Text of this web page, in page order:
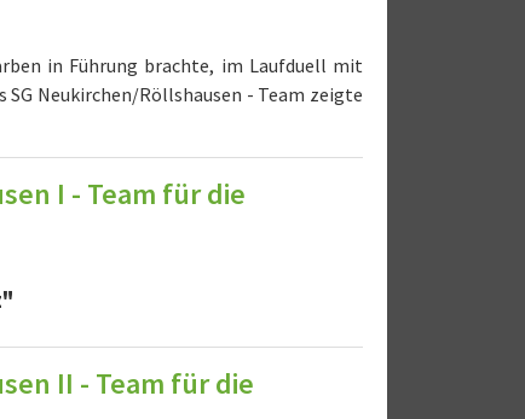
in Führung brachte, im Laufduell mit
Neukirchen/Röllshausen - Team zeigte
I - Team für die
II - Team für die